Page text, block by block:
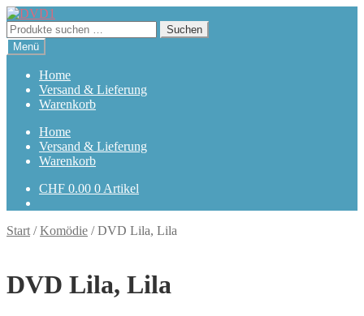
Zur
Navigation
springen
Zum
Inhalt
springen
Suchen
nach:
Suchen
Menü
Home
Versand & Lieferung
Warenkorb
Home
Versand & Lieferung
Warenkorb
CHF 0.00 0 Artikel
Start /Komödie /DVD Lila, Lila
DVD Lila, Lila